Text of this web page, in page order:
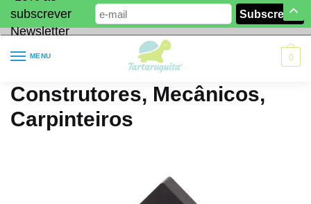
subscrever
Newsletter
MENU 0
Construtores, Mecânicos,
Carpinteiros